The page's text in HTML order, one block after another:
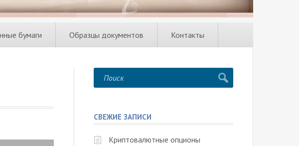
бумаги Образцы документов Контакты
СВЕЖИЕ ЗАПИСИ
Криптовалютные опционы